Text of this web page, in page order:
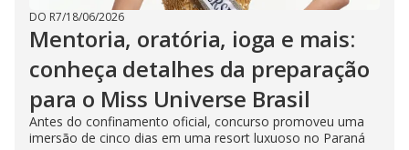
DO R7/18/06/2026
Mentoria, oratória, ioga e mais:
conheça detalhes da preparação
para o Miss Universe Brasil
Antes do confinamento oficial, concurso promoveu uma
imersão de cinco dias em uma resort luxuoso no Paraná